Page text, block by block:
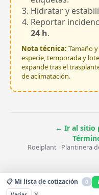
Hidratar y
Reportar
24 h.
Nota técnica: Tamaño
especie, temporada y
expande tras el
de aclimatación.
← Ir al sitio
Roelplant · Plantinera
📋 Mi lista de cotización 0